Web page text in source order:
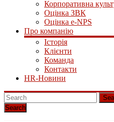
Корпоративна
Оцінка ЗВК
Оцінка e-NPS
Про компанію
Історія
Клієнти
Команда
Контакти
HR-Новини